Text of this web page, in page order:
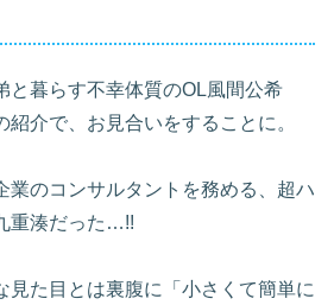
と暮らす不幸体質のOL風間公希
介で、お見合いをすることに。
業のコンサルタントを務める、超ハ
重湊だった…!!
見た目とは裏腹に「小さくて簡単に